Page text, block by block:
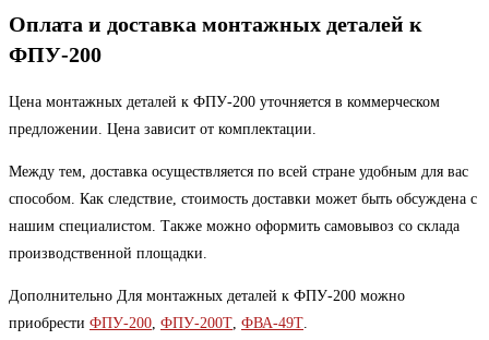
Оплата и доставка монтажных деталей к
ФПУ-200
Цена монтажных деталей к ФПУ-200 уточняется в коммерческом
предложении. Цена зависит от комплектации.
Между тем, доставка осуществляется по всей стране удобным для вас
способом. Как следствие, стоимость доставки может быть обсуждена с
нашим специалистом. Также можно оформить самовывоз со склада
производственной площадки.
Дополнительно Для монтажных деталей к ФПУ-200 можно
приобрести ФПУ-200 ФПУ-200Т ФВА-49Т